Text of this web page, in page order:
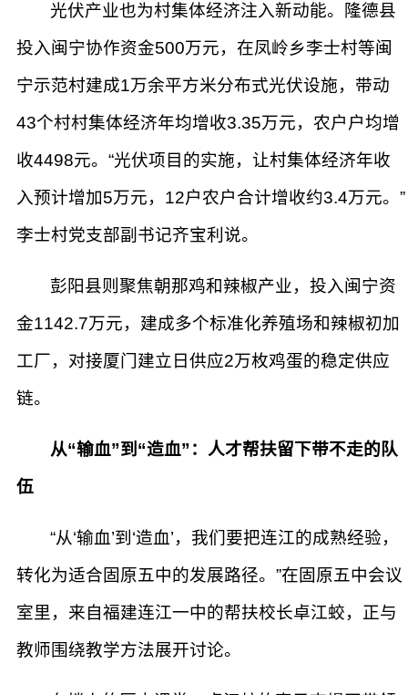
光伏产业也为村集体经济注入新动能。隆德县
投入闽宁协作资金500万元，在凤岭乡李士村等闽
宁示范村建成1万余平方米分布式光伏设施，带动
43个村村集体经济年均增收3.35万元，农户户均增
收4498元。“光伏项目的实施，让村集体经济年收
入预计增加5万元，12户农户合计增收约3.4万元。”
李士村党支部副书记齐宝利说。
彭阳县则聚焦朝那鸡和辣椒产业，投入闽宁资
金1142.7万元，建成多个标准化养殖场和辣椒初加
工厂，对接厦门建立日供应2万枚鸡蛋的稳定供应
链。
从“输血”到“造血”：人才帮扶留下带不走的队
伍
“从‘输血’到‘造血’，我们要把连江的成熟经验，
转化为适合固原五中的发展路径。”在固原五中会议
室里，来自福建连江一中的帮扶校长卓江蛟，正与
教师围绕教学方法展开讨论。